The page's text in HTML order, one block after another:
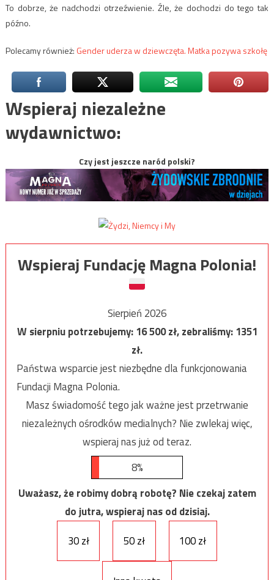
To dobrze, że nadchodzi otrzeźwienie. Źle, że dochodzi do tego tak
późno.
Polecamy również: Gender uderza w dziewczęta. Matka pozywa szkołę
Wspieraj niezależne
wydawnictwo:
Czy jest jeszcze naród polski?
Wspieraj Fundację Magna Polonia!
Sierpień 2026
W sierpniu potrzebujemy:16 500zł, zebraliśmy:1351
zł.
Państwa wsparcie jest niezbędne dla funkcjonowania
Fundacji Magna Polonia.
Masz świadomość tego jak ważne jest przetrwanie
niezależnych ośrodków medialnych? Nie zwlekaj więc,
wspieraj nas już od teraz.
8%
Uważasz, że robimy dobrą robotę? Nie czekaj zatem
do jutra, wspieraj nas od dzisiaj.
30 zł
50 zł 100 zł